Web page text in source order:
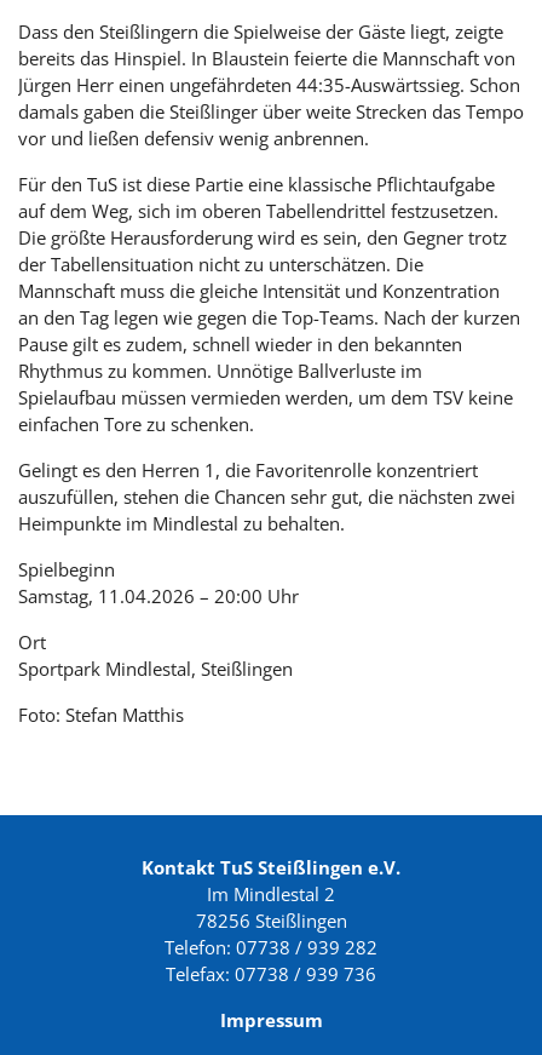
Dass den Steißlingern die Spielweise der Gäste liegt, zeigte
bereits das Hinspiel. In Blaustein feierte die Mannschaft von
Jürgen Herr einen ungefährdeten 44:35-Auswärtssieg. Schon
damals gaben die Steißlinger über weite Strecken das Tempo
vor und ließen defensiv wenig anbrennen.
Für den TuS ist diese Partie eine klassische Pflichtaufgabe
auf dem Weg, sich im oberen Tabellendrittel festzusetzen.
Die größte Herausforderung wird es sein, den Gegner trotz
der Tabellensituation nicht zu unterschätzen. Die
Mannschaft muss die gleiche Intensität und Konzentration
an den Tag legen wie gegen die Top-Teams. Nach der kurzen
Pause gilt es zudem, schnell wieder in den bekannten
Rhythmus zu kommen. Unnötige Ballverluste im
Spielaufbau müssen vermieden werden, um dem TSV keine
einfachen Tore zu schenken.
Gelingt es den Herren 1, die Favoritenrolle konzentriert
auszufüllen, stehen die Chancen sehr gut, die nächsten zwei
Heimpunkte im Mindlestal zu behalten.
Spielbeginn
Samstag, 11.04.2026 – 20:00 Uhr
Ort
Sportpark Mindlestal, Steißlingen
Foto: Stefan Matthis
Kontakt TuS Steißlingen e.V.
Im Mindlestal 2
78256 Steißlingen
Telefon: 07738 / 939 282
Telefax: 07738 / 939 736
Impressum